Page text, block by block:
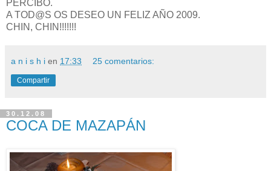
PERCIBO.
A TOD@S OS DESEO UN FELIZ AÑO 2009.
CHIN, CHIN!!!!!!!
a n i s h i en 17:33 25 comentarios:
Compartir
30.12.08
COCA DE MAZAPÁN